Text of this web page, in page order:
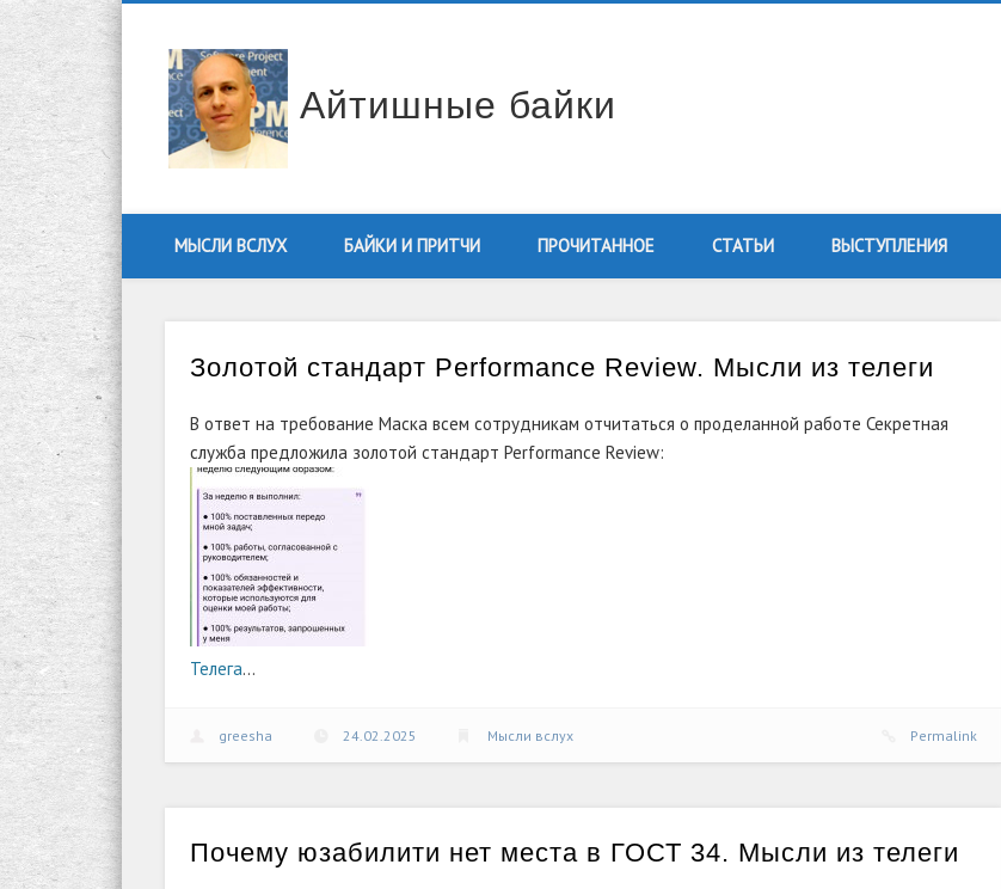
Айтишные байки
FacebookTwitterVimeo LinkedIn
МЫСЛИ ВСЛУХ БАЙКИ И ПРИТЧИ ПРОЧИТАННОЕ СТАТЬИ ВЫСТУПЛЕНИЯ
Золотой стандарт Performance Review. Мысли из телеги
В ответ на требование Маска всем сотрудникам отчитаться о проделанной работе Секретная
служба предложила золотой стандарт Performance Review:
Телега…
greesha 24.02.2025 Мысли вслух Permalink
Почему юзабилити нет места в ГОСТ 34. Мысли из телеги